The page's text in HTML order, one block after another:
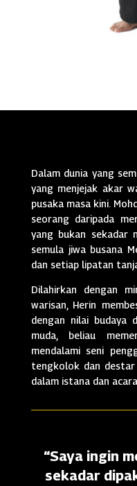
Dalam dunia yang
yang menjejak akar
pusaka masa kini.
seorang daripada
yang bukan sekadar
semula jiwa busana
dan setiap lipatan
Dilahirkan dengan
warisan, Herin
dengan nilai budaya
muda, beliau
mendalami seni
tengkolok dan destar
dalam istana dan
“Saya ingin
sekadar